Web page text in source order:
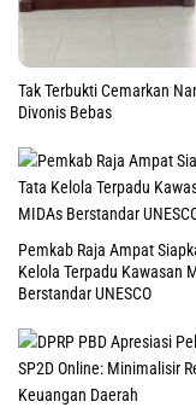
Tak Terbukti Cemarkan
Divonis Bebas
Pemkab Raja Ampat
Kelola Terpadu Kawasan
Berstandar UNESCO